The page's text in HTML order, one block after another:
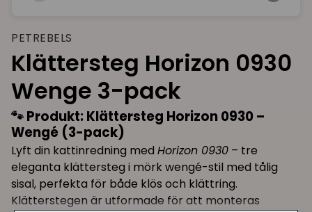
PETREBELS
Klättersteg Horizon 0930
Wenge 3-pack
🐾 Produkt: Klättersteg Horizon 0930 –
Wengé (3-pack)
Lyft din kattinredning med Horizon 0930 – tre
eleganta klättersteg i mörk wengé-stil med tålig
sisal, perfekta för både klös och klättring.
Klätterstegen är utformade för att monteras